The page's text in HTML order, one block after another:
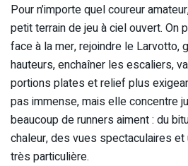
Pour n’importe quel coureur
petit terrain de jeu à ciel ouvert. On
face à la mer, rejoindre le Larvotto,
hauteurs, enchaîner les escaliers,
portions plates et relief plus
pas immense, mais elle concentre
beaucoup de runners aiment : du
chaleur, des vues spectaculaires et
très particulière.